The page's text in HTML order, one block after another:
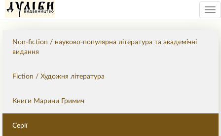
Non-fiction / науково-популярна література та академічні
видання
Fiction / Художня література
Книги Марини Гримич
Серії